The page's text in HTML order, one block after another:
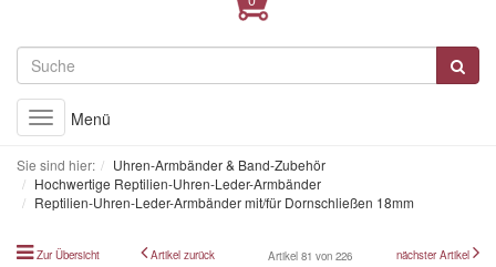
Toggle
navigation
Menü
Sie sind hier:
Uhren-Armbänder & Band-Zubehör
Hochwertige Reptilien-Uhren-Leder-Armbänder
Reptilien-Uhren-Leder-Armbänder mit/für Dornschließen 18mm
Zur Übersicht Artikel zurück Artikel 81 von 226 nächster Artikel